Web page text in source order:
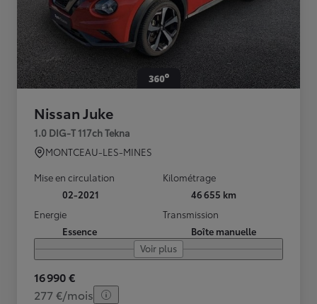
Nissan Juke
1.0 DIG-T 117ch Tekna
MONTCEAU-LES-MINES
Mise en circulation
02-2021
Kilométrage
46 655 km
Energie
Essence
Transmission
Boîte manuelle
Voir plus
16 990 €
277 €/mois